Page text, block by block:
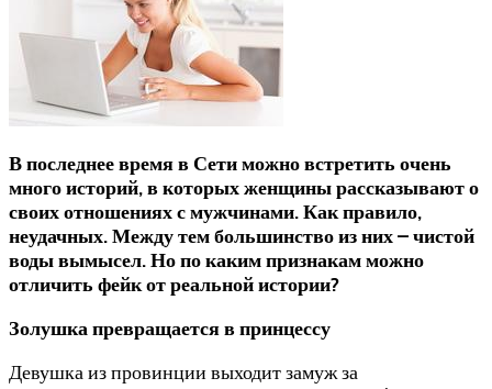
В последнее время в Сети можно встретить очень
много историй, в которых женщины рассказывают о
своих отношениях с мужчинами. Как правило,
неудачных. Между тем большинство из них – чистой
воды вымысел. Но по каким признакам можно
отличить фейк от реальной истории?
Золушка превращается в принцессу
Девушка из провинции выходит замуж за